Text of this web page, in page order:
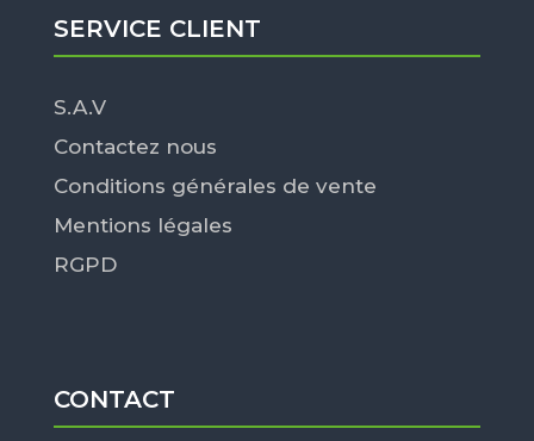
SERVICE CLIENT
S.A.V
Contactez nous
Conditions générales de vente
Mentions légales
RGPD
CONTACT